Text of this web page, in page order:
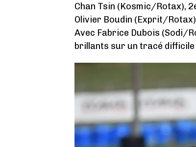
Chan Tsin (Kosmic/Rotax),
Olivier Boudin (Exprit/
Avec Fabrice Dubois (Sodi/
brillants sur un tracé difficile